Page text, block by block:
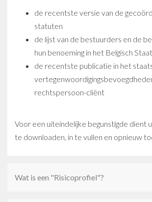
de recentste versie van de
statuten
de lijst van de bestuurders en de
hun benoeming in het Belgisch
de recentste publicatie in het
rechtspersoon-cliënt
Voor een uiteindelijke begunstigde dient
te downloaden, in te vullen en opnieuw
Wat is een "Risicoprofiel"?